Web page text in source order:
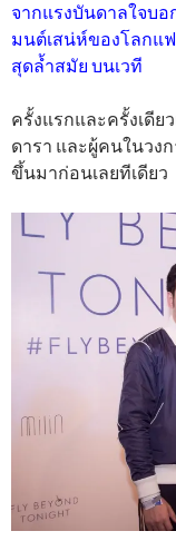
จากแรงบันดาลใจบอ
มนต์เสน่ห์ของโลกแฟ
สุดล้ำสมัย บนเวที
ครั้งแรกและครั้งเดีย
ดารา และผู้คนในวง
ขึ้นมาก่อนเลยทีเดียว